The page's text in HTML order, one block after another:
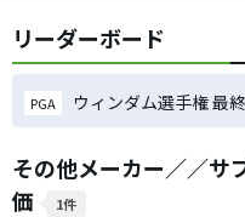
リーダーボード
PGA ウィンダム選手権 最
その他メーカー／／サ
価
1件